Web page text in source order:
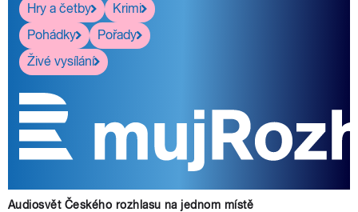
Hry a četby
Krimi
Pohádky
Pořady
Živé vysílání
Audiosvět Českého rozhlasu na jednom místě